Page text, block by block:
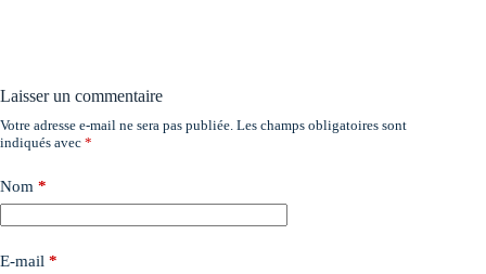
Laisser un commentaire
Votre adresse e-mail ne sera pas publiée. Les champs obligatoires sont
indiqués avec *
Nom *
E-mail *